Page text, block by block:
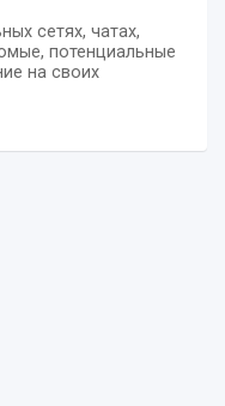
сетях, чатах,
потенциальные
на своих